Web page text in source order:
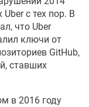
с тех пор. В
что Uber
ключи от
GitHub,
ставших
в 2016 году